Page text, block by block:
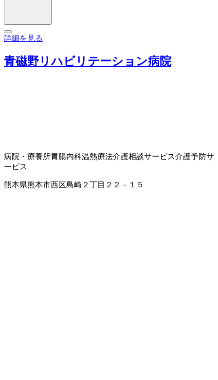
詳細を見る
青磁野リハビリテーション病院
病院・療養所胃腸内科温熱療法介護相談サービス介護予防サ
ービス
熊本県熊本市西区島崎２丁目２２－１５